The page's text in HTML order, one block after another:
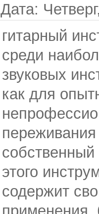
Дата:
гитарный
среди
звуковых
как для
этого
содержит